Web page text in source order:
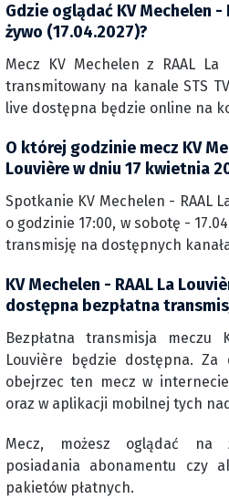
Gdzie oglądać KV Mechelen -
żywo (17.04.2027)?
Mecz KV Mechelen z RAAL
transmitowany na kanale STS
live dostępna będzie online na
O której godzinie mecz KV
Louvière w dniu 17 kwietnia
Spotkanie KV Mechelen - RAAL
o godzinie 17:00, w sobotę -
transmisję na dostępnych
KV Mechelen - RAAL La
dostępna bezpłatna
Bezpłatna transmisja meczu
Louvière będzie dostępna.
obejrzec ten mecz w
oraz w aplikacji mobilnej tych
Mecz, możesz oglądać na
posiadania abonamentu czy
pakietów płatnych.